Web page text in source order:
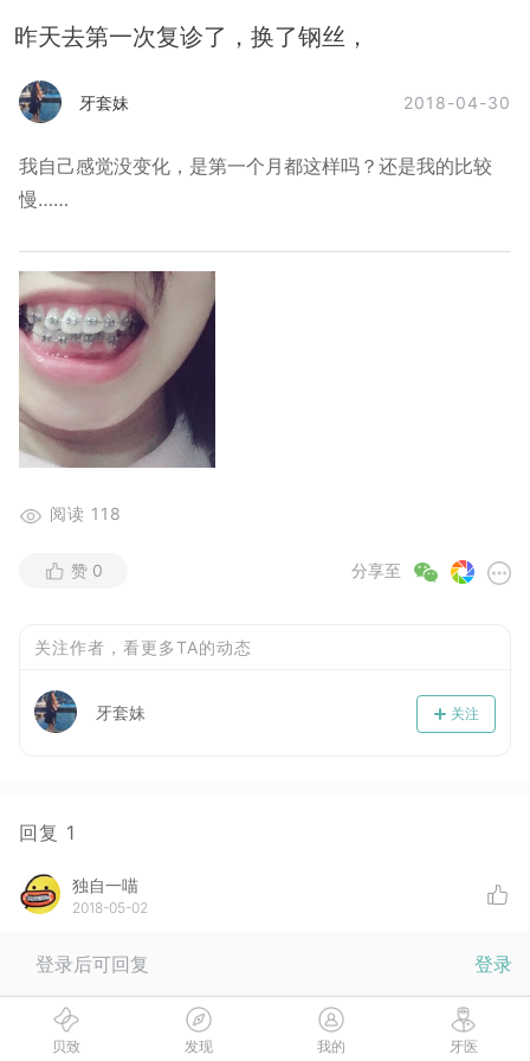
昨天去第一次复诊了，换了钢丝，
牙套妹 2018-04-30
我自己感觉没变化，是第一个月都这样吗？还是我的比较
慢……
阅读 118
分享至
赞 0
关注作者，看更多TA的动态
关注
牙套妹
回复 1
独自一喵
2018-05-02
登录后可回复 登录
贝致 发现 我的 牙医